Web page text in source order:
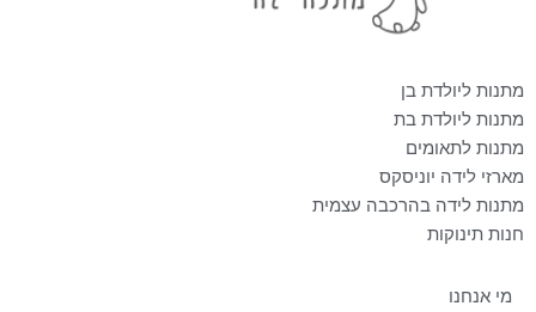
מתנות ליולדת בן
מתנות ליולדת בת
מתנות לתאומים
מארזי לידה יוניסקס
מתנות לידה בהרכבה עצמית
חנות תינוקות
מי אנחנו